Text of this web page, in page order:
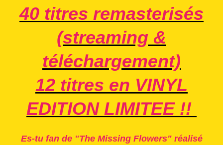
40 titres remasterisés
(streaming &
téléchargement)
12 titres en VINYL
EDITION LIMITEE !!
Es-tu fan de "The Missing Flowers" réalisé